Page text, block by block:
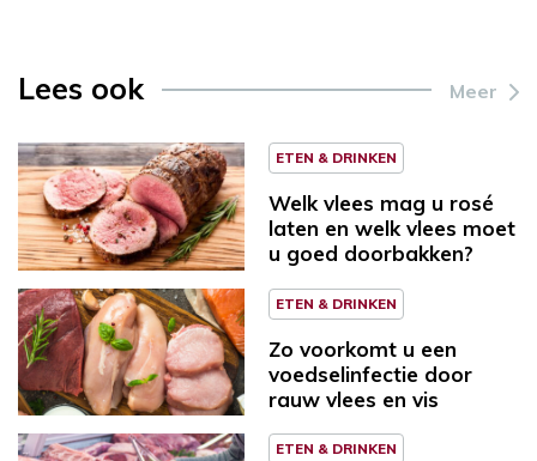
Lees ook Meer
ETEN & DRINKEN
Welk vlees mag u rosé
laten en welk vlees moet
u goed doorbakken?
ETEN & DRINKEN
Zo voorkomt u een
voedselinfectie door
rauw vlees en vis
ETEN & DRINKEN